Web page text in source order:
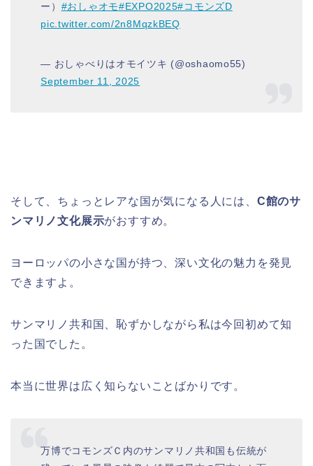
ー） #おしゃオモ#EXPO2025#コモンズD
pic.twitter.com/2n8MqzkBEQ
— おしゃべりはオモイツキ (@oshaomo55)
September 11, 2025
そして、ちょっとレアな国が気になる人には、 C館のサ
ンマリノ文化展示がおすすめ。
ヨーロッパの小さな国が持つ、深い文化の魅力を発見
できますよ。
サンマリノ共和国、恥ずかしながら私は今回初めて知
った国でした。
本当に世界は広く知らないことばかりです。
万博でコモンズＣ内のサンマリノ共和国も伝統が